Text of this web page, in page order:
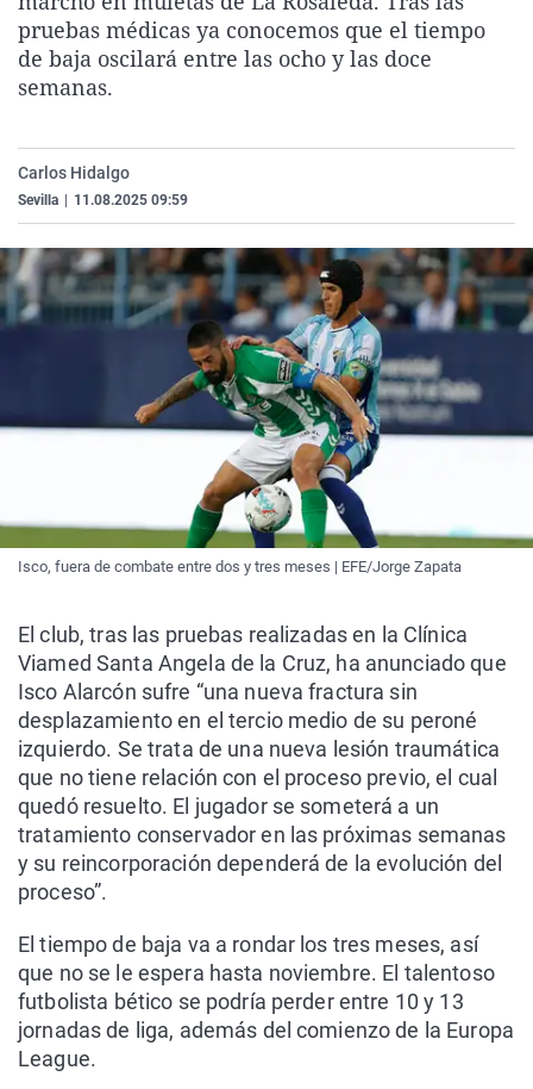
La rosa de los vientos
Gente viajera
Retornados
Operación Viuda
Extremadura
Galicia
Navarra
Televisión
pruebas médicas ya conocemos que el tiempo
de baja oscilará entre las ocho y las doce
semanas.
Carlos Hidalgo
Sevilla 11.08.2025 09:59
Isco, fuera de combate entre dos y tres meses | EFE/Jorge Zapata
El club, tras las pruebas realizadas en la Clínica
Viamed Santa Angela de la Cruz, ha anunciado que
Isco Alarcón sufre “una nueva fractura sin
desplazamiento en el tercio medio de su peroné
izquierdo. Se trata de una nueva lesión traumática
que no tiene relación con el proceso previo, el cual
quedó resuelto. El jugador se someterá a un
tratamiento conservador en las próximas semanas
y su reincorporación dependerá de la evolución del
proceso”.
El tiempo de baja va a rondar los tres meses, así
que no se le espera hasta noviembre. El talentoso
futbolista bético se podría perder entre 10 y 13
jornadas de liga, además del comienzo de la Europa
League.